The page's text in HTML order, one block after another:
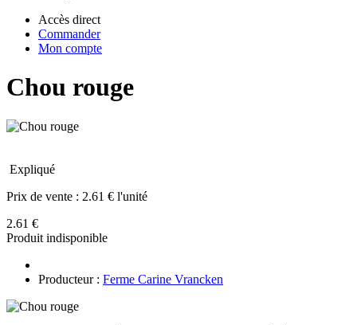
Accès direct
Commander
Mon compte
Chou rouge
Expliqué
Prix de vente : 2.61 € l'unité
2.61 €
Produit indisponible
Producteur : Ferme Carine Vrancken